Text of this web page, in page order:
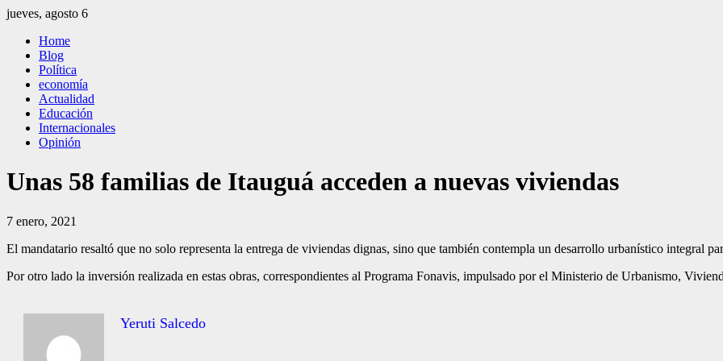
Saltar
contenido
jueves, agosto 6
El Independiente
El independiente Libre y Transparente
Home
Blog
Política
economía
Actualidad
Educación
Internacionales
Opinión
Unas 58 familias de Itauguá acceden a nuevas viviendas
7 enero, 2021
El mandatario resaltó que no solo representa la entrega de viviendas dignas, sino que también contempla un desarrollo urbanístico integral
Por otro lado la inversión realizada en estas obras, correspondientes al Programa Fonavis, impulsado por el Ministerio de Urbanismo,
Yeruti Salcedo